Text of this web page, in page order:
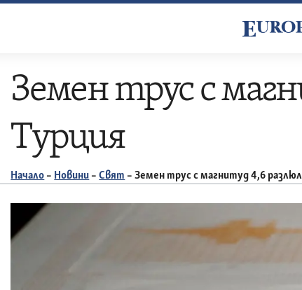
Земен трус с
Турция
Начало – Новини –Свят –Земен трус с магнитуд 4,6